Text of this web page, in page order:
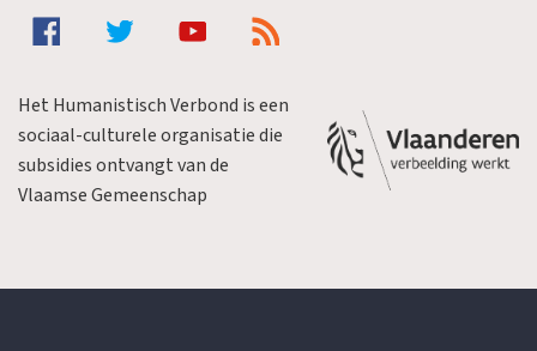
Het Humanistisch Verbond is een
sociaal-culturele organisatie die
subsidies ontvangt van de
Vlaamse Gemeenschap